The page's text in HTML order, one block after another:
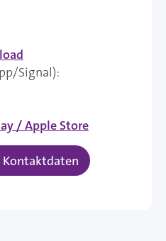
Signal):
/ Apple Store
Kontaktdaten